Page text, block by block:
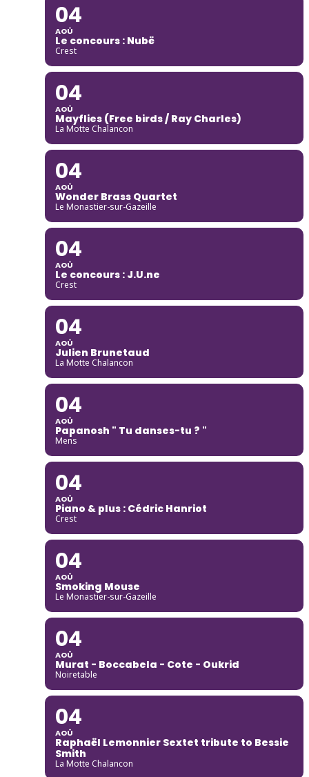
04
AOÛ
Le concours : Nubë
Crest
04
AOÛ
Mayflies (Free birds / Ray Charles)
La Motte Chalancon
04
AOÛ
Wonder Brass Quartet
Le Monastier-sur-Gazeille
04
AOÛ
Le concours : J.U.ne
Crest
04
AOÛ
Julien Brunetaud
La Motte Chalancon
04
AOÛ
Papanosh " Tu danses-tu ? "
Mens
04
AOÛ
Piano & plus : Cédric Hanriot
Crest
04
AOÛ
Smoking Mouse
Le Monastier-sur-Gazeille
04
AOÛ
Murat - Boccabela - Cote - Oukrid
Noiretable
04
AOÛ
Raphaël Lemonnier Sextet tribute to Bessie
Smith
La Motte Chalancon